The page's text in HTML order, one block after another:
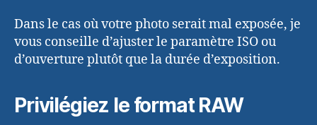
Dans le cas où votre photo serait mal exposée, je
vous conseille d’ajuster le paramètre ISO ou
d’ouverture plutôt que la durée d’exposition.
Privilégiez le format RAW